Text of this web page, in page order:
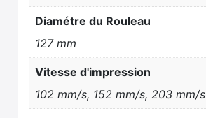
Diamétre du Rouleau
127 mm
Vitesse d'impression
102 mm/s, 152 mm/s, 203 mm/s